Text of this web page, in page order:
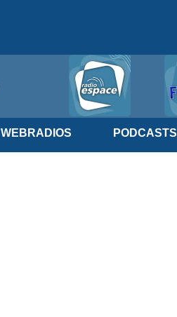
WEBRADIOS PODCASTS